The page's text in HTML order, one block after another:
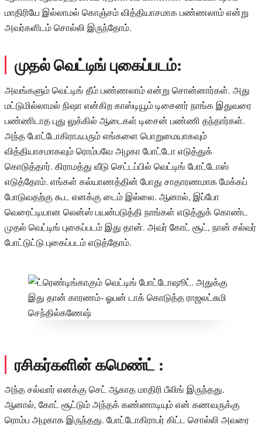
மாதிரியே இல்லாமல் கொஞ்சம் வித்தியாசமாக பண்ணலாம் என்று
அவர்களிடம் சொல்லி இருந்தோம்.
முதல் வெட்டிங் புகைப்படம்:
அவங்களும் வெட்டிங் தீம் பண்ணலாம் என்று சொன்னார்கள். அது
மட்டுமில்லாமல் நிஷா என்கிற காஸ்டியூம் டிசைனர் நாங்க இதுவரை
பண்ணிடாத புது லுக்கில் ஆடைகள் டிசைன் பண்ணி தந்தார்கள்.
அந்த போட்டோகிராஃபரும் எங்களை பொறுமையாகவும்
வித்தியாசமாகவும் ரொம்பவே அழகா போட்டோ எடுத்துக்
கொடுத்தார். கிராமத்து வீடு செட்டப்பில் வெட்டிங் போட்டோஸ்
எடுத்தோம். எங்கள் கல்யாணத்தின் போது சாதாரணமாக மேக்கப்
போடுவதற்கு கூட எனக்கு டைம் இல்லை. ஆனால், இப்போ
வெரைட்டியான லென்ஸ் பயன்படுத்தி நாங்கள் எடுத்துக் கொண்ட
முதல் வெட்டிங் புகைப்படம் இது தான். அவர் கோட் சூட், நான் சல்வர்
போட்டுட்டு புகைப்படம் எடுத்தோம்.
ரசிகர்களின் கமெண்ட் :
அந்த சல்வார் எனக்கு செட் ஆகாத மாதிரி பீலிங் இருந்தது.
ஆனால், கோட் சூட்டும் அந்தக் கண்ணாடியும் என் கணவருக்கு
ரொம்ப அழகாக இருந்தது. போட்டோகிராபர் கிட்ட சொல்லி அவரை